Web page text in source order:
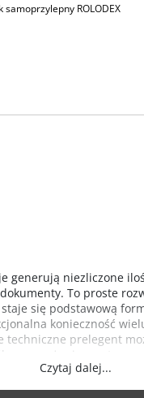
samoprzylepny ROLODEX
generują niezliczone
To proste
się podstawową
konieczność
prelegent
wyposażenie wnętrz
zostały
Czytaj dalej...